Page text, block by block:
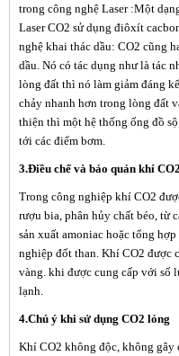
trong công nghệ Laser :Một
Laser CO2 sử dụng điôxít
nghệ khai thác dầu: CO2 cũng
dầu. Nó có tác dụng như là tác
lòng đất thì nó làm giảm đáng
chảy nhanh hơn trong lòng đất
thiện thì một hệ thống ống đồ
tới các điểm bơm.
3.Điều chế và bảo quản khí CO2
Trong công nghiệp khí CO2
rượu bia, phân hủy chất béo, từ
sản xuất amoniac hoặc tổng hợp
nghiệp đốt than. Khí CO2 được
vàng. khi được cung cấp với số
lạnh.
4.Chú ý khi sử dụng CO2 lỏng
Khí CO2 không độc, không gây